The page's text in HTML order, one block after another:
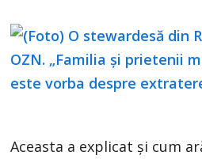
Aceasta a explicat și cum